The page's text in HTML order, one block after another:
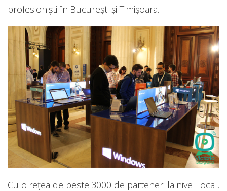
profesioniști în București și Timișoara.
Cu o rețea de peste 3000 de parteneri la nivel local,